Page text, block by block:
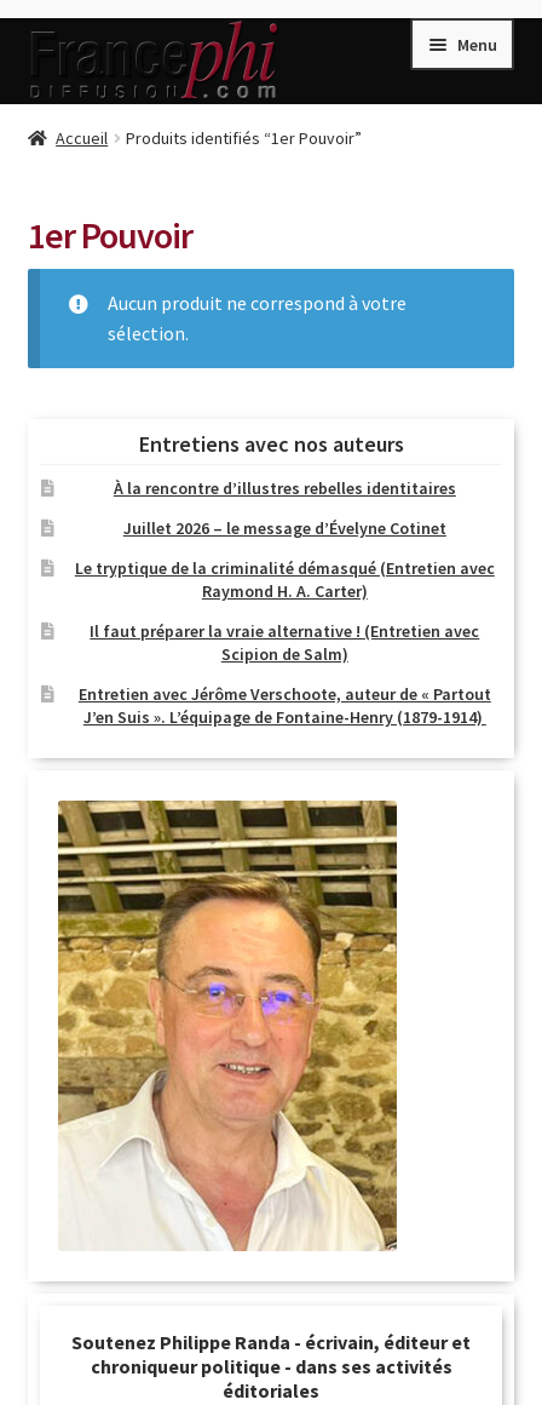
Aller
la
Aller
contenu
Menu
Accueil
Conditions de Vente
Listes d’Envies
Livres de Peter Randa
Livres de Philippe Randa
Login Customizer
Newsletter
Panier
Politique de confidentialité et cookies
Qui sommes-nous ?
Soutien à Philippe Randa
Suivi de la Commande
Accueil Produits identifiés “1er Pouvoir”
1er Pouvoir
Aucun produit ne correspond à votre
sélection.
Entretiens avec nos auteurs
À la rencontre d’illustres rebelles identitaires
Juillet 2026 – le message d’Évelyne Cotinet
Le tryptique de la criminalité démasqué (Entretien avec
Raymond H. A. Carter)
Il faut préparer la vraie alternative ! (Entretien avec
Scipion de Salm)
Entretien avec Jérôme Verschoote, auteur de « Partout
J’en Suis ». L’équipage de Fontaine-Henry (1879-1914)
Soutenez Philippe Randa - écrivain, éditeur et
chroniqueur politique - dans ses activités
éditoriales